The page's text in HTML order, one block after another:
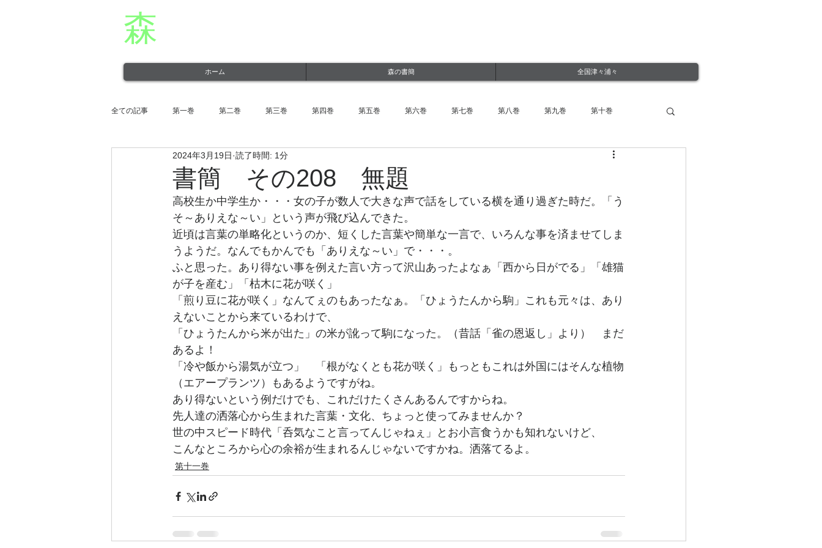
森
ホーム 森の書簡 全国津々浦々
全ての記事 第一巻 第二巻 第三巻 第四巻 第五巻 第六巻 第七巻 第八巻 第九巻 第十巻
第十二巻
書簡 その208 無題
2024年3月19日 読了時間: 1分
高校生か中学生か・・・女の子が数人で大きな声で話をしている横を通り過ぎた時だ。「う
そ～ありえな～い」という声が飛び込んできた。
近頃は言葉の単略化というのか、短くした言葉や簡単な一言で、いろんな事を済ませてしま
うようだ。なんでもかんでも「ありえな～い」で・・・。
ふと思った。あり得ない事を例えた言い方って沢山あったよなぁ「西から日がでる」「雄猫
が子を産む」「枯木に花が咲く」
「煎り豆に花が咲く」なんてぇのもあったなぁ。「ひょうたんから駒」これも元々は、あり
えないことから来ているわけで、
「ひょうたんから米が出た」の米が訛って駒になった。（昔話「雀の恩返し」より）　まだ
あるよ！
「冷や飯から湯気が立つ」　「根がなくとも花が咲く」もっともこれは外国にはそんな植物
（エアープランツ）もあるようですがね。
あり得ないという例だけでも、これだけたくさんあるんですからね。
先人達の洒落心から生まれた言葉・文化、ちょっと使ってみませんか？
世の中スピード時代「呑気なこと言ってんじゃねぇ」とお小言食うかも知れないけど、
こんなところから心の余裕が生まれるんじゃないですかね。洒落てるよ。
第十一巻